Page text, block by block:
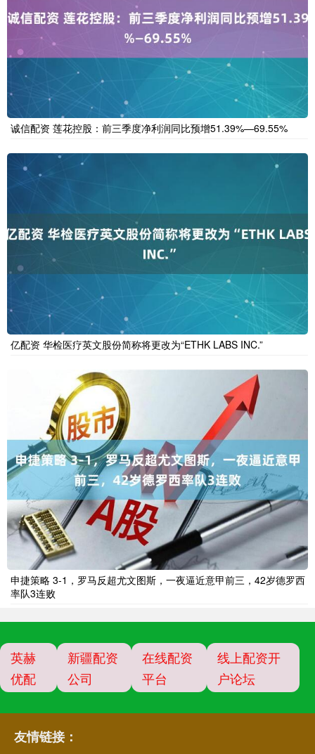
诚信配资 莲花控股：前三季度净利润同比预增51.39%—69.55%
亿配资 华检医疗英文股份简称将更改为“ETHK LABS INC.”
申捷策略 3-1，罗马反超尤文图斯，一夜逼近意甲前三，42岁德罗西
率队3连败
英赫
优配
新疆配资
公司
在线配资
平台
线上配资开
户论坛
友情链接：